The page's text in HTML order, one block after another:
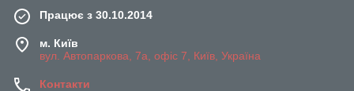
Працює з 30.10.2014
м. Київ
вул. Автопаркова, 7а, офіс 7, Київ, Україна
Контакти